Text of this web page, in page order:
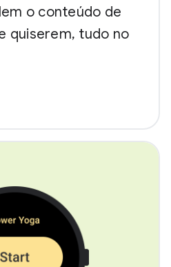
o conteúdo de
quiserem, tudo no